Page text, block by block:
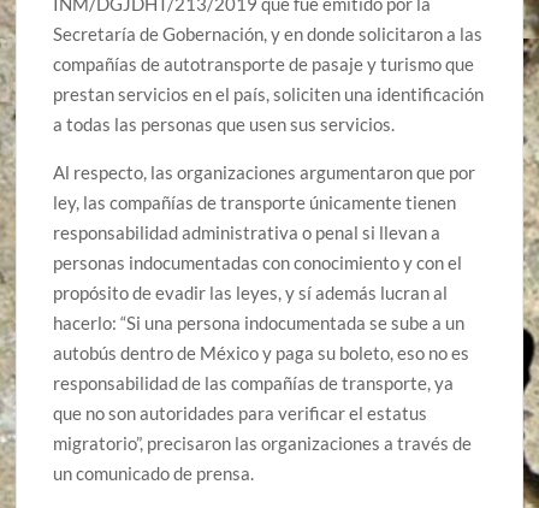
Secretaría de Gobernación, y en donde solicitaron a las
compañías de autotransporte de pasaje y turismo que
prestan servicios en el país, soliciten una identificación
a todas las personas que usen sus servicios.
Al respecto, las organizaciones argumentaron que por
ley, las compañías de transporte únicamente tienen
responsabilidad administrativa o penal si llevan a
personas indocumentadas con conocimiento y con el
propósito de evadir las leyes, y sí además lucran al
hacerlo: “Si una persona indocumentada se sube a un
autobús dentro de México y paga su boleto, eso no es
responsabilidad de las compañías de transporte, ya
que no son autoridades para verificar el estatus
migratorio”, precisaron las organizaciones a través de
un comunicado de prensa.